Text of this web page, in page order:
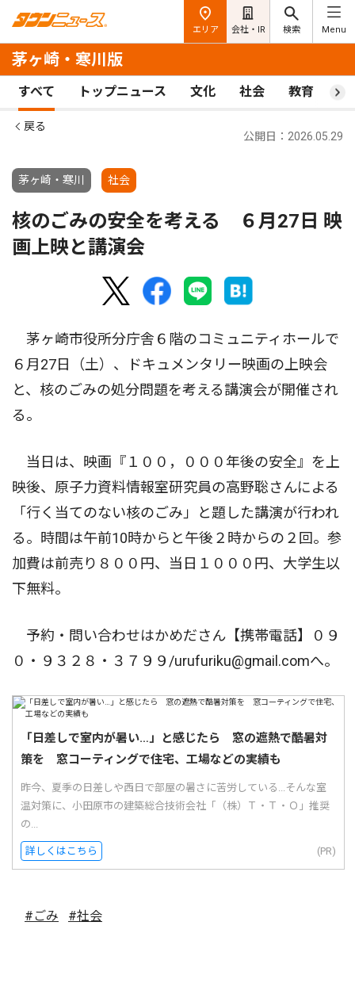
エリア 会社・IR 検索 Menu
茅ヶ崎・寒川版
すべて トップニュース 文化 社会 教育 ス
戻る
茅ヶ崎・寒川 社会
公開日：2026.05.29
核のごみの安全を考える ６月27日 映
画上映と講演会
茅ヶ崎市役所分庁舎６階のコミュニティホールで
６月27日（土）、ドキュメンタリー映画の上映会
と、核のごみの処分問題を考える講演会が開催され
る。
当日は、映画『１００，０００年後の安全』を上
映後、原子力資料情報室研究員の高野聡さんによる
「行く当てのない核のごみ」と題した講演が行われ
る。時間は午前10時からと午後２時からの２回。参
加費は前売り８００円、当日１０００円、大学生以
下無料。
予約・問い合わせはかめださん【携帯電話】０９
０・９３２８・３７９９/urufuriku@gmail.comへ。
「日差しで室内が暑い…」と感じたら 窓の遮熱で酷暑対
策を 窓コーティングで住宅、工場などの実績も
昨今、夏季の日差しや西日で部屋の暑さに苦労している...そんな室
温対策に、小田原市の建築総合技術会社「（株）Ｔ・Ｔ・Ｏ」推奨
の...
詳しくはこちら (PR)
#ごみ #社会